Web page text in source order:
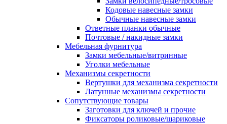
Кодовые навесные замки
Обычные навесные замки
Ответные планки обычные
Почтовые / накидные замки
Мебельная фурнитура
Замки мебельные/витринные
Уголки мебельные
Механизмы секретности
Вертушки для механизма секретности
Латунные механизмы секретности
Сопутствующие товары
Заготовки для ключей и прочие
Фиксаторы роликовые/шариковые